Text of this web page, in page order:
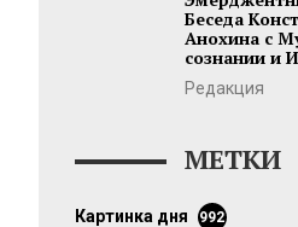
Беседа
Анохина с
сознании и
Редакция
МЕТКИ
картинка дня 992